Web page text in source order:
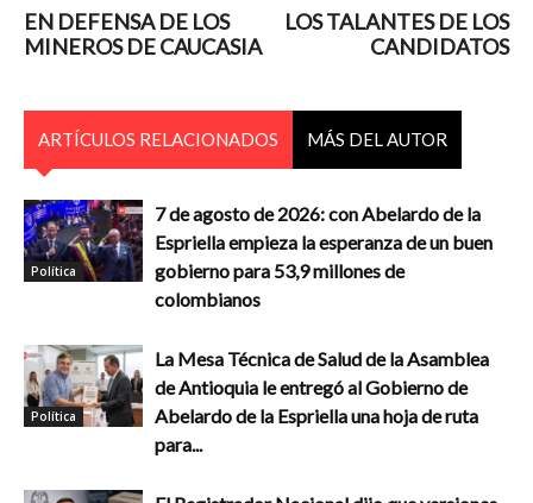
EN DEFENSA DE LOS
MINEROS DE CAUCASIA
LOS TALANTES DE LOS
CANDIDATOS
ARTÍCULOS RELACIONADOS MÁS DEL AUTOR
Política
7 de agosto de 2026: con Abelardo de la
Espriella empieza la esperanza de un buen
gobierno para 53,9 millones de
colombianos
Política
La Mesa Técnica de Salud de la Asamblea
de Antioquia le entregó al Gobierno de
Abelardo de la Espriella una hoja de ruta
para...